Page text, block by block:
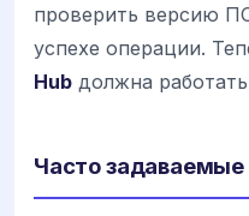
проверить версию
успехе операции.
Hub должна
Часто задаваемые